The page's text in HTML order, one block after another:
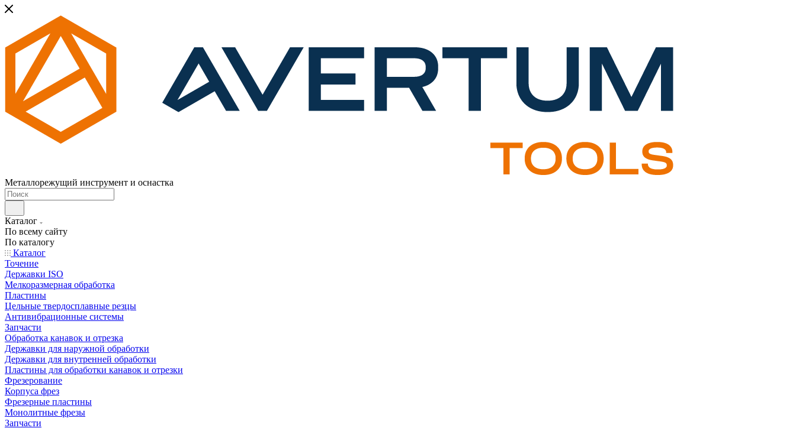
Металлорежущий инструмент и оснастка
Каталог
По всему сайту
По каталогу
Каталог
Точение
Державки ISO
Мелкоразмерная обработка
Пластины
Цельные твердосплавные резцы
Антивибрационные системы
Запчасти
Обработка канавок и отрезка
Державки для наружной обработки
Державки для внутренней обработки
Пластины для обработки канавок и отрезки
Фрезерование
Корпуса фрез
Фрезерные пластины
Монолитные фрезы
Запчасти